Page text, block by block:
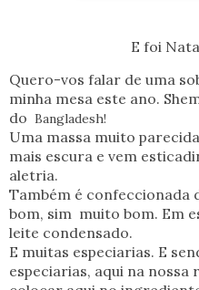
E foi
Quero-vos falar de uma
minha mesa este ano.
do Bangladesh!
Uma massa muito
mais escura e vem
aletria.
Também é confeccionada
bom, sim muito bom. Em
leite condensado.
E muitas especiarias. E
especiarias, aqui na